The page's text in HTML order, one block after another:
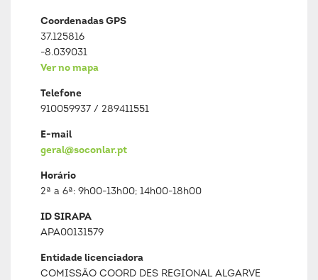
Coordenadas GPS
37.125816
-8.039031
Ver no mapa
Telefone
910059937 / 289411551
E-mail
geral@soconlar.pt
Horário
2ª a 6ª: 9h00-13h00; 14h00-18h00
ID SIRAPA
APA00131579
Entidade licenciadora
COMISSÃO COORD DES REGIONAL ALGARVE